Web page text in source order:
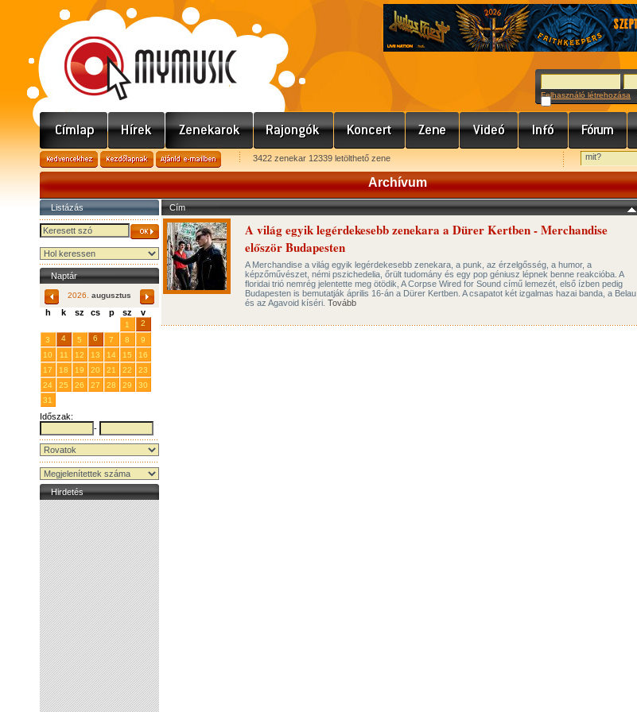
Felhasználó létrehozása
3422 zenekar 12339 letölthető zene
Archívum
Listázás
Naptár
2026. augusztus
h k sz cs p sz v
1
2
3
4 5 6 7 8
9
10
11 12 13 14 15
16
17
18 19 20 21 22
23
24
25 26 27 28 29
30
31
Időszak:
-
Hirdetés
Cím
A világ egyik legérdekesebb zenekara a Dürer Kertben - Merchandise
először Budapesten
A Merchandise a világ egyik legérdekesebb zenekara, a punk, az érzelgősség, a humor, a
képzőművészet, némi pszichedelia, őrült tudomány és egy pop géniusz lépnek benne reakcióba. A
floridai trió nemrég jelentette meg ötödik, A Corpse Wired for Sound című lemezét, első ízben pedig
Budapesten is bemutatják április 16-án a Dürer Kertben. A csapatot két izgalmas hazai banda, a Belau
és az Agavoid kíséri. Tovább